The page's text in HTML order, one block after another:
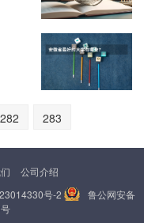
282 283
公司介绍
号-2
鲁公网安备